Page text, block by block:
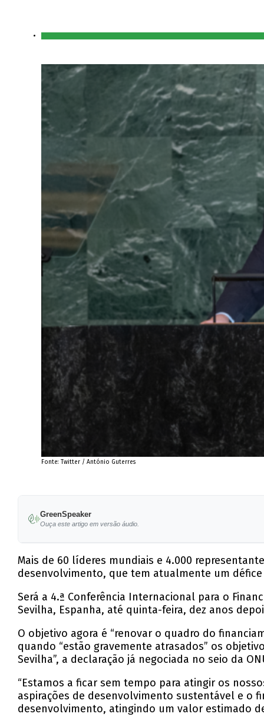
Fonte: Twitter / António Guterres
GreenSpeaker
Ouça este artigo em versão áudio.
Mais de 60 líderes mundiais e 4.000
desenvolvimento, que tem atualmente um
Será a 4.ª Conferência Internacional para o
Sevilha, Espanha, até quinta-feira, dez anos
O objetivo agora é “renovar o quadro do
quando “estão gravemente atrasados” os
Sevilha”, a declaração já negociada no seio da
“Estamos a ficar sem tempo para atingir os
aspirações de desenvolvimento sustentável e o
desenvolvimento, atingindo um valor estimado